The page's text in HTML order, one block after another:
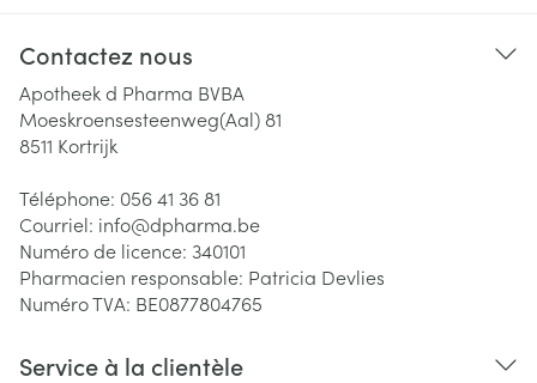
Contactez nous
Apotheek d Pharma BVBA
Moeskroensesteenweg(Aal) 81
8511 Kortrijk
Téléphone: 056 41 36 81
Courriel: info@dpharma.be
Numéro de licence: 340101
Pharmacien responsable: Patricia Devlies
Numéro TVA: BE0877804765
Service à la clientèle